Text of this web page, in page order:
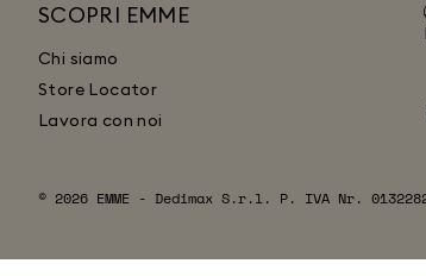
SCOPRI EMME
Chi siamo
Store Locator
Lavora con noi
© 2026 EMME - Dedimax S.r.l. P. IVA Nr.